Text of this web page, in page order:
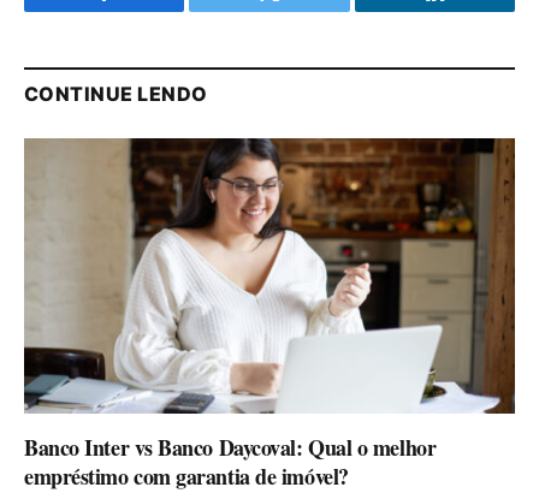
Facebook Twitter LinkedIn
CONTINUE LENDO
Banco Inter vs Banco Daycoval: Qual o melhor
empréstimo com garantia de imóvel?